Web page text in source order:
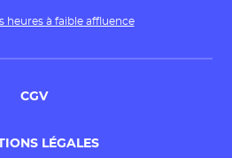
heures à faible affluence
CGV
LÉGALES